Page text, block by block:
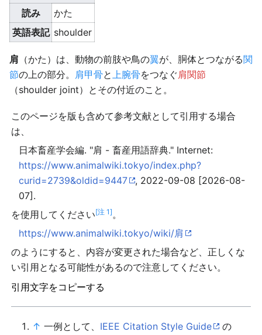
読み
かた
英語表記 shoulder
肩 （かた）は、動物の前肢や鳥の翼が、胴体とつながる関
節の上の部分。 肩甲骨と上腕骨をつなぐ肩関節
（shoulder joint）とその付近のこと。
このページを版も含めて参考文献として引用する場合
は、
日本畜産学会編. "肩 - 畜産用語辞典." Internet:
https://www.animalwiki.tokyo/index.php?
curid=2739&oldid=9447
, 2022-09-08 [2026-08-
07].
を使用してください[注 1]。
https://www.animalwiki.tokyo/wiki/肩
のようにすると、内容が変更された場合など、正しくな
い引用となる可能性があるので注意してください。
引用文字をコピーする
↑ 一例として、 IEEE Citation Style Guide
の